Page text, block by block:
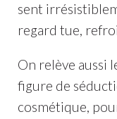
sent
regard tue,
On relève aussi
figure de
cosmétique,